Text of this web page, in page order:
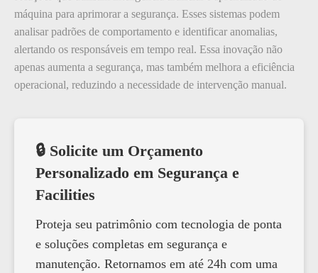
máquina para aprimorar a segurança. Esses sistemas podem
analisar padrões de comportamento e identificar anomalias,
alertando os responsáveis em tempo real. Essa inovação não
apenas aumenta a segurança, mas também melhora a eficiência
operacional, reduzindo a necessidade de intervenção manual.
🔒 Solicite um Orçamento
Personalizado em Segurança e
Facilities
Proteja seu patrimônio com tecnologia de ponta
e soluções completas em segurança e
manutenção. Retornamos em até 24h com uma